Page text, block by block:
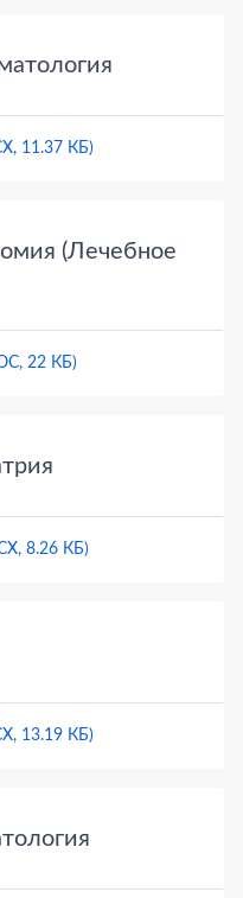
11.37 КБ)
(Лечебное
22 КБ)
8.26 КБ)
13.19 КБ)